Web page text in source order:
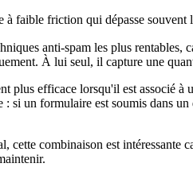
faible friction qui dépasse souvent
anti-spam les plus
À lui seul, il capture une
plus efficace lorsqu'il est associé
: si un formulaire est soumis dans
cette combinaison est intéressante